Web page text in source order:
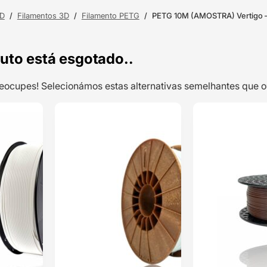
/ Filamentos 3D / Filamento PETG / PETG 10M (AMOSTRA) Vertigo
está esgotado..
Selecionámos estas alternativas semelhantes que
(Amostra)
Blanco Glaciar
Glacier White –
WINKLE
Classificado
com5.00
em 5 com
base em
classificação
de cliente
2,49